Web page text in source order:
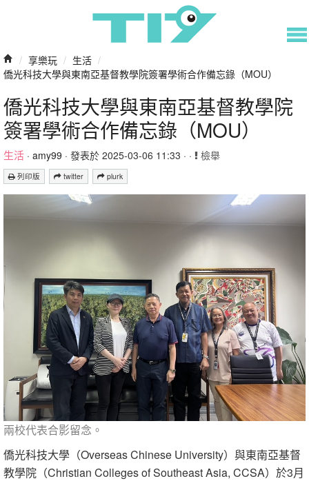
/ 享樂玩 / 生活 /
僑光科技大學與東南亞基督教學院簽署學術合作備忘錄（MOU）
僑光科技大學與東南亞基督教學院
簽署學術合作備忘錄（MOU）
生活 · amy99 · 發表於 2025-03-06 11:33 · · 檢舉
列印版 twitter plurk
兩校代表合影留念。
僑光科技大學（Overseas Chinese University）與東南亞基督
教學院（Christian Colleges of Southeast Asia, CCSA）於3月